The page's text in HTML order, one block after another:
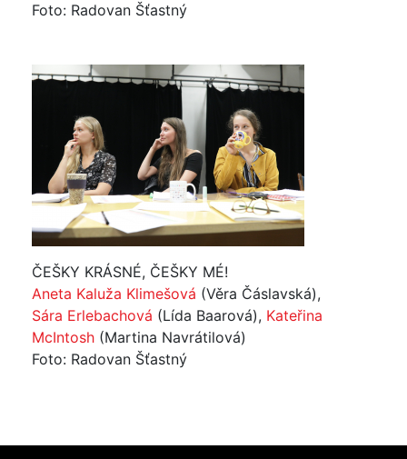
Foto: Radovan Šťastný
ČEŠKY KRÁSNÉ, ČEŠKY MÉ!
Aneta Kaluža Klimešová (Věra Čáslavská),
Sára Erlebachová (Lída Baarová), Kateřina
McIntosh (Martina Navrátilová)
Foto: Radovan Šťastný